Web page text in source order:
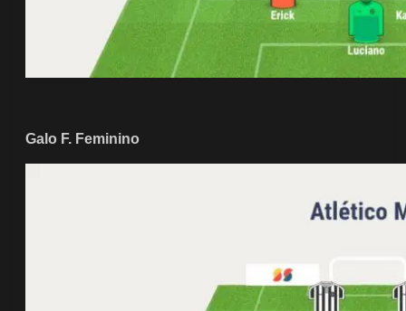
Galo F. Feminino